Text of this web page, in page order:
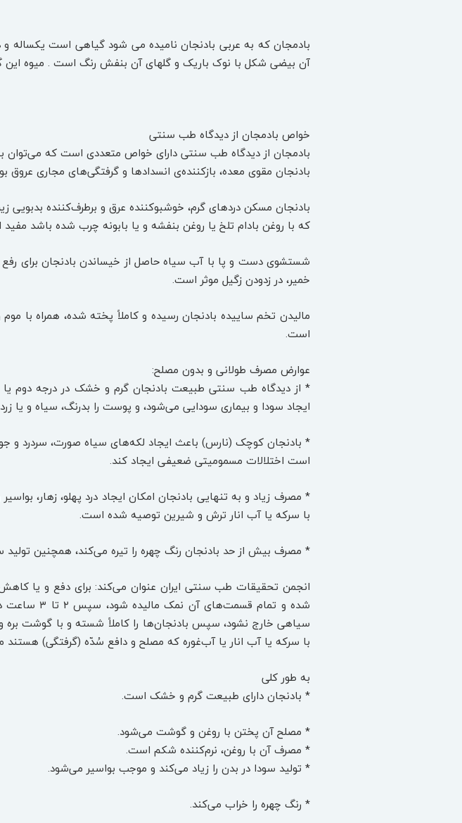
آن بیضی شکل با نوک باریک و گلهای آن بنفش رنگ است . میوه این
خواص بادمجان از دیدگاه طب سنتی
بادمجان از دیدگاه طب سنتی دارای خواص متعددی است که می‌توان
بادنجان مقوی معده، بازکننده‌ی انسدادها و گرفتگی‌های مجاری
بادنجان مسکن دردهای گرم، خوشبوکننده عرق و برطرف‌کننده بدبویی
که با روغن بادام تلخ یا روغن بنفشه و یا بابونه چرب شده باشد
شستشوی دست و پا با آب سیاه حاصل از خیساندن بادنجان برای
خمیر، در زدودن زگیل موثر است.
مالیدن تخم ساییده بادنجان رسیده و کاملاً پخته شده، همراه با
است.
عوارض مصرف طولانی و بدون مصلح:
* از دیدگاه طب سنتی طبیعت بادنجان گرم و خشک در درجه دوم
ایجاد سودا و بیماری سودایی می‌شود، و پوست را بدرنگ، سیاه و یا
* بادنجان کوچک (نارس) باعث ایجاد لکه‌های سیاه صورت، سردرد
است اختلالات مسمومیتی ضعیفی ایجاد کند.
* مصرف زیاد و به تنهایی بادنجان امکان ایجاد درد پهلو، زهار،
با سرکه یا آب انار ترش و شیرین توصیه شده است.
* مصرف بیش از حد بادنجان رنگ چهره را تیره می‌کند، همچنین تولید
انجمن تحقیقات طب سنتی ایران عنوان می‌کند: برای دفع و یا
شده و
سیاهی خارج نشود، سپس بادنجان‌ها را کاملاً شسته و با گوشت بره
با سرکه یا آب انار یا آب‌غوره که مصلح و دافع سُدّه (گرفتگی)
به طور کلی
* بادنجان دارای طبیعت گرم و خشک است.
* مصلح آن پختن با روغن و گوشت می‌شود.
* مصرف آن با روغن، نرم‌کننده شکم است.
* تولید سودا در بدن را زیاد می‌کند و موجب بواسیر می‌شود.
* رنگ چهره را خراب می‌کند.